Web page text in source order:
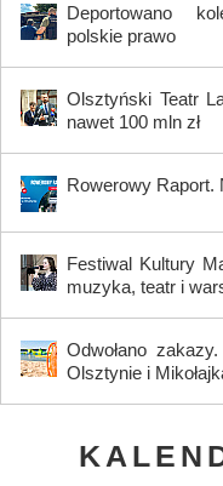
Deportowano
polskie prawo
Olsztyński Teatr
nawet 100 mln zł
Rowerowy Raport.
Festiwal Kultury
muzyka, teatr i
Odwołano
Olsztynie i